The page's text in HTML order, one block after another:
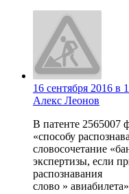
16 сентября 2016 в
Алекс Леонов
В патенте 2565007
«способу
словосочетание
экспертизы, если
распознавания
слово »